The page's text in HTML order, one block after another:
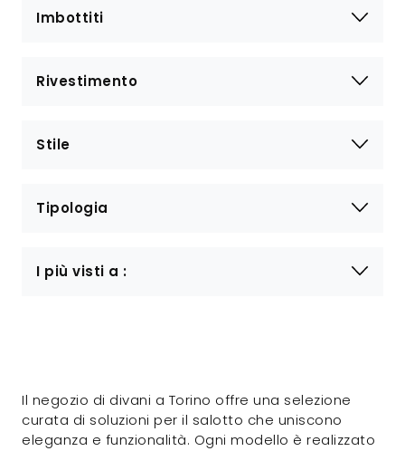
Imbottiti
Rivestimento
Stile
Tipologia
I più visti a :
Il negozio di divani a Torino offre una selezione
curata di soluzioni per il salotto che uniscono
eleganza e funzionalità. Ogni modello è realizzato